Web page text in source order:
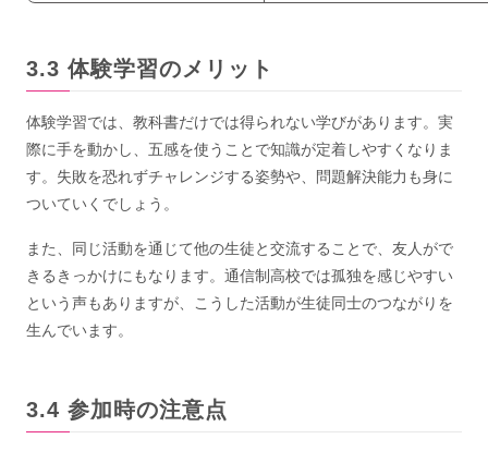
体験学習のメリット
体験学習では、教科書だけでは得られない学びがあります。実
際に手を動かし、五感を使うことで知識が定着しやすくなりま
す。失敗を恐れずチャレンジする姿勢や、問題解決能力も身に
ついていくでしょう。
また、同じ活動を通じて他の生徒と交流することで、友人がで
きるきっかけにもなります。通信制高校では孤独を感じやすい
という声もありますが、こうした活動が生徒同士のつながりを
生んでいます。
参加時の注意点